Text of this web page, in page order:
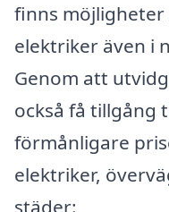
finns möjligheter
elektriker även i
Genom att
också få tillgång
förmånligare
elektriker,
städer: